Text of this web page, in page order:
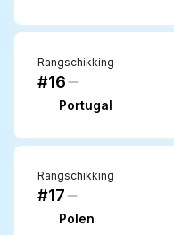
Rangschikking
#16
Portugal
Rangschikking
#17
Polen